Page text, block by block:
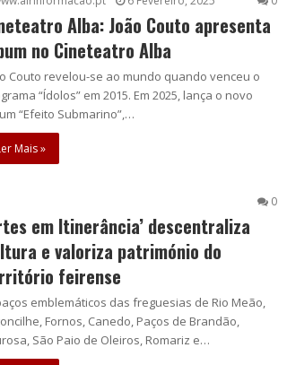
Alba: João Couto apresenta
no Cineteatro Alba
Couto revelou-se ao mundo quando venceu o
“Ídolos” em 2015. Em 2025, lança o novo
“Efeito Submarino”,…
Mais »
0
em Itinerância’ descentraliza
e valoriza património do
feirense
emblemáticos das freguesias de Rio Meão,
Fornos, Canedo, Paços de Brandão,
São Paio de Oleiros, Romariz e…